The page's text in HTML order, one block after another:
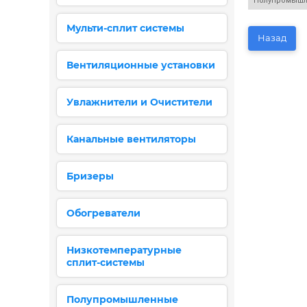
Назад
Мульти-сплит системы
Вентиляционные установки
Увлажнители и Очистители
Канальные вентиляторы
Бризеры
Обогреватели
Низкотемпературные
сплит-системы
Полупромышленные